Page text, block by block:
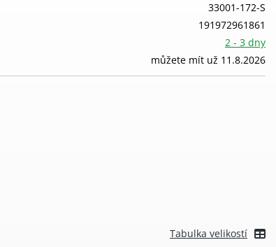
33001-172-S
191972961861
2 - 3 dny
můžete mít už 11.8.2026
Tabulka velikostí